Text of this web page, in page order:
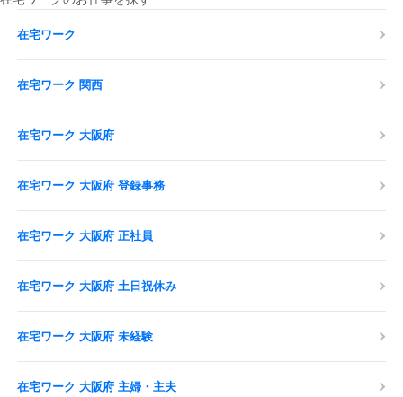
在宅ワーク
在宅ワーク 関西
在宅ワーク 大阪府
在宅ワーク 大阪府 登録事務
在宅ワーク 大阪府 正社員
在宅ワーク 大阪府 土日祝休み
在宅ワーク 大阪府 未経験
在宅ワーク 大阪府 主婦・主夫